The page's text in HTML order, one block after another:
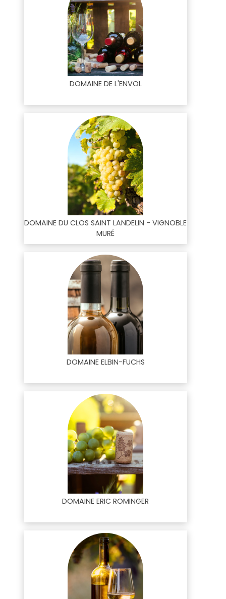
DOMAINE DE L'ENVOL
DOMAINE DU CLOS SAINT LANDELIN - VIGNOBLE
MURÉ
DOMAINE ELBIN-FUCHS
DOMAINE ERIC ROMINGER